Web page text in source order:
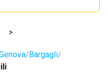
>
Bargagli